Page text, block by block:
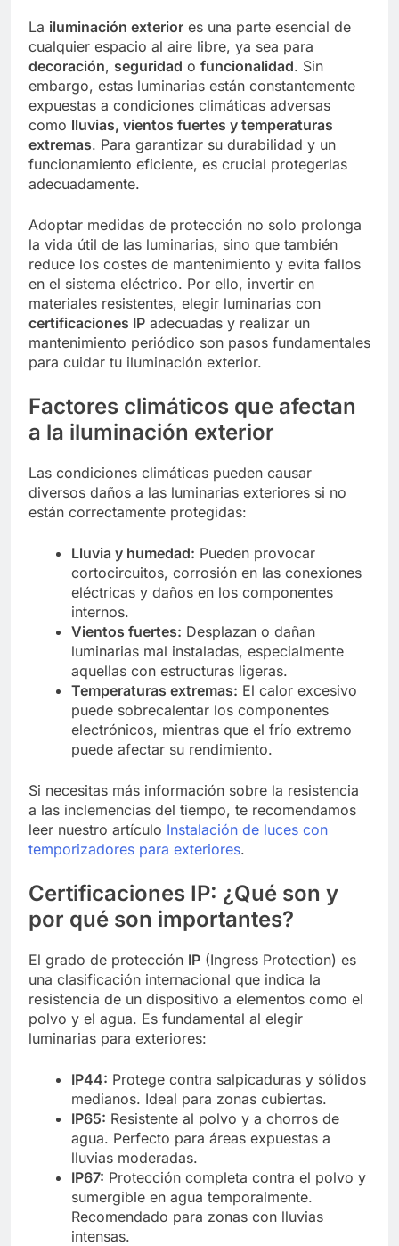
La iluminación exterior es una parte esencial de
cualquier espacio al aire libre, ya sea para
decoración, seguridad o funcionalidad. Sin
embargo, estas luminarias están constantemente
expuestas a condiciones climáticas adversas
como lluvias, vientos fuertes y temperaturas
extremas. Para garantizar su durabilidad y un
funcionamiento eficiente, es crucial protegerlas
adecuadamente.
Adoptar medidas de protección no solo prolonga
la vida útil de las luminarias, sino que también
reduce los costes de mantenimiento y evita fallos
en el sistema eléctrico. Por ello, invertir en
materiales resistentes, elegir luminarias con
certificaciones IP adecuadas y realizar un
mantenimiento periódico son pasos fundamentales
para cuidar tu iluminación exterior.
Factores climáticos que afectan
a la iluminación exterior
Las condiciones climáticas pueden causar
diversos daños a las luminarias exteriores si no
están correctamente protegidas:
Lluvia y humedad: Pueden provocar
cortocircuitos, corrosión en las conexiones
eléctricas y daños en los componentes
internos.
Vientos fuertes: Desplazan o dañan
luminarias mal instaladas, especialmente
aquellas con estructuras ligeras.
Temperaturas extremas: El calor excesivo
puede sobrecalentar los componentes
electrónicos, mientras que el frío extremo
puede afectar su rendimiento.
Si necesitas más información sobre la resistencia
a las inclemencias del tiempo, te recomendamos
leer nuestro artículo Instalación de luces con
temporizadores para exteriores.
Certificaciones IP: ¿Qué son y
por qué son importantes?
El grado de protección IP (Ingress Protection) es
una clasificación internacional que indica la
resistencia de un dispositivo a elementos como el
polvo y el agua. Es fundamental al elegir
luminarias para exteriores:
IP44: Protege contra salpicaduras y sólidos
medianos. Ideal para zonas cubiertas.
IP65: Resistente al polvo y a chorros de
agua. Perfecto para áreas expuestas a
lluvias moderadas.
IP67: Protección completa contra el polvo y
sumergible en agua temporalmente.
Recomendado para zonas con lluvias
intensas.